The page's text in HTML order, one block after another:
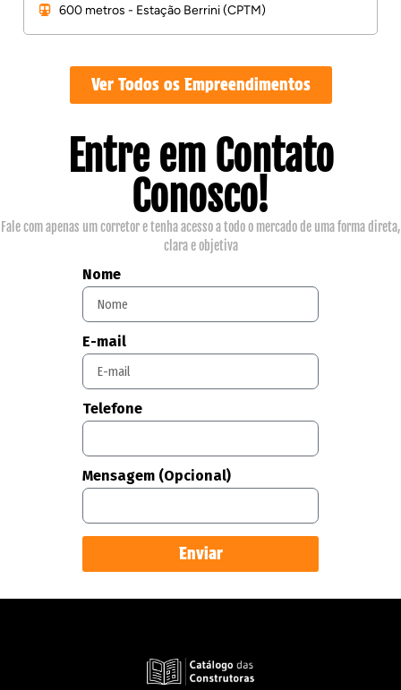
600 metros - Estação Berrini (CPTM)
Ver Todos os Empreendimentos
Entre em Contato
Conosco!
Fale com apenas um corretor e tenha acesso a todo o mercado de uma forma direta,
clara e objetiva
Nome
E-mail
Telefone
Mensagem (Opcional)
Enviar